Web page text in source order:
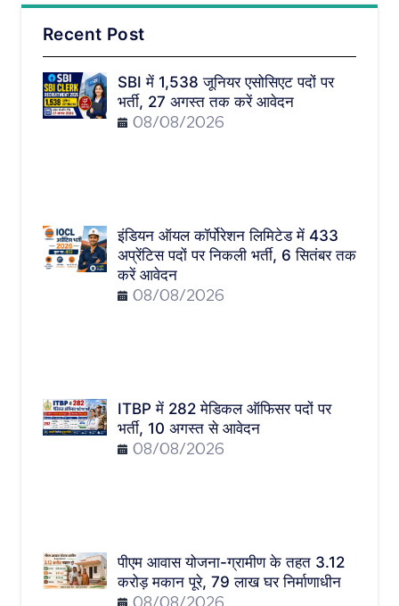
Recent Post
SBI में 1,538 जूनियर एसोसिएट पदों पर
भर्ती, 27 अगस्त तक करें आवेदन
08/08/2026
इंडियन ऑयल कॉर्पोरेशन लिमिटेड में 433
अप्रेंटिस पदों पर निकली भर्ती, 6 सितंबर तक
करें आवेदन
08/08/2026
ITBP में 282 मेडिकल ऑफिसर पदों पर
भर्ती, 10 अगस्त से आवेदन
08/08/2026
पीएम आवास योजना-ग्रामीण के तहत 3.12
करोड़ मकान पूरे, 79 लाख घर निर्माणाधीन